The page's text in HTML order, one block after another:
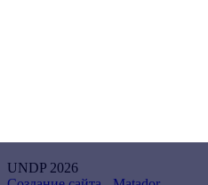
UNDP 2026